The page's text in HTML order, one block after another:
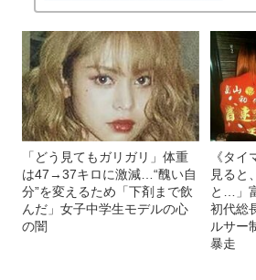
記事を読む 「激ヤセ」「病的な細さ」
（34）“鬼ダイエット成功”に導いた「
と「アンミカさんの教え」とは？
「どう見てもガリガリ」体重
は47→37キロに激減…“醜い自
《タイ
見ると
と…」